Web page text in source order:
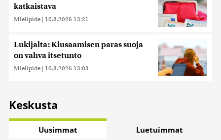
katkaistava
Mielipide | 10.8.2026 13:21
Lukijalta: Kiusaamisen paras suoja
on vahva itsetunto
Mielipide | 10.8.2026 13:03
Keskusta
Uusimmat Luetuimmat